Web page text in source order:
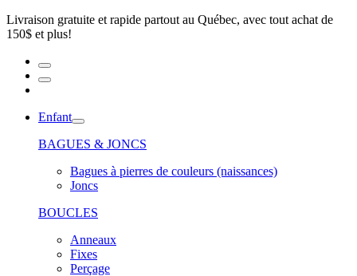
Livraison gratuite et rapide partout au Québec, avec tout achat de
150$ et plus!
Enfant
BAGUES & JONCS
Bagues à pierres de couleurs (naissances)
Joncs
BOUCLES
Anneaux
Fixes
Perçage